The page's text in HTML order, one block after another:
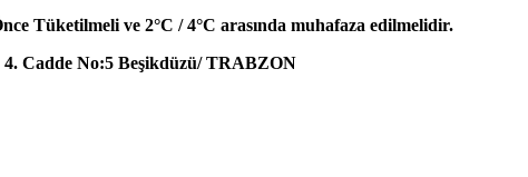
Tüketilmeli ve 2°C / 4°C arasında muhafaza edilmelidir.
Cadde No:5 Beşikdüzü/ TRABZON